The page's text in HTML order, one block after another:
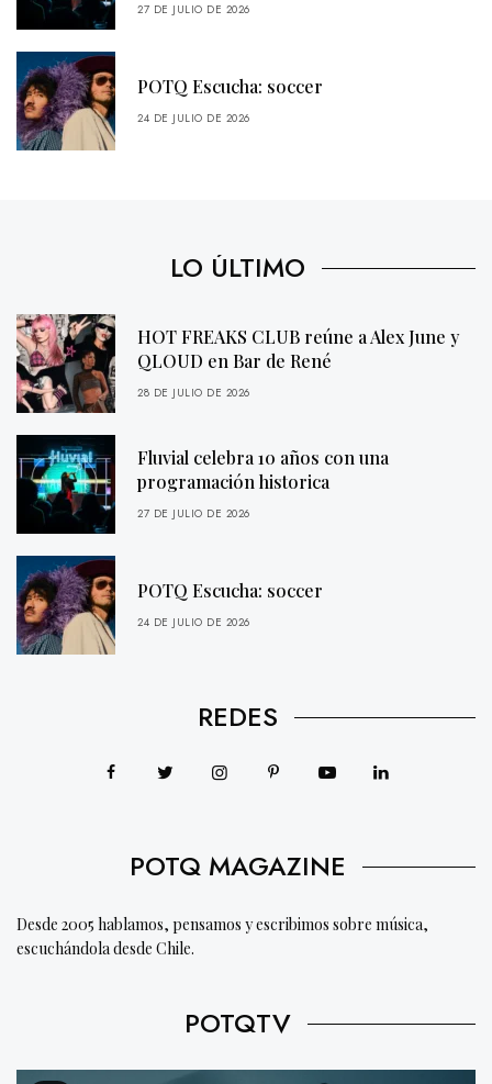
27 DE JULIO DE 2026
POTQ Escucha: soccer
24 DE JULIO DE 2026
LO ÚLTIMO
HOT FREAKS CLUB reúne a Alex June y
QLOUD en Bar de René
28 DE JULIO DE 2026
Fluvial celebra 10 años con una
programación historica
27 DE JULIO DE 2026
POTQ Escucha: soccer
24 DE JULIO DE 2026
REDES
POTQ MAGAZINE
Desde 2005 hablamos, pensamos y escribimos sobre música,
escuchándola desde Chile.
POTQTV